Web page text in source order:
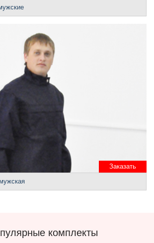
Заказать
комплекты